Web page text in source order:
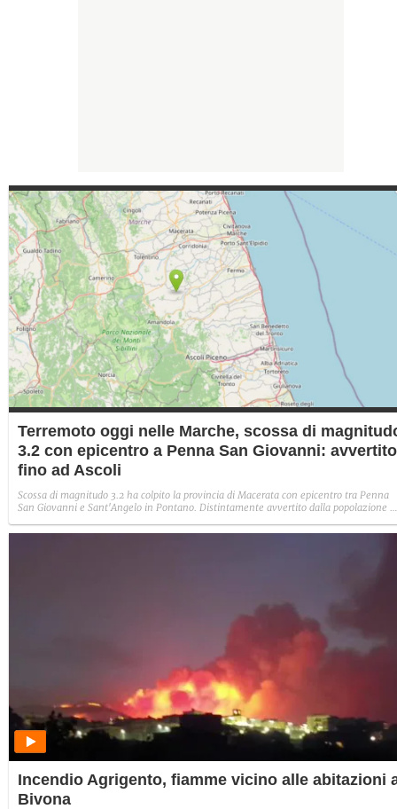
Terremoto oggi nelle Marche, scossa di
3.2 con epicentro a Penna San Giovanni: avvertito
fino ad Ascoli
Scossa di magnitudo 3.2 ha colpito la provincia di Macerata con epicentro tra Penna
San Giovanni e Sant'Angelo in Pontano. Distintamente avvertito dalla popolazione
Incendio Agrigento, fiamme vicino alle abitazioni
Bivona